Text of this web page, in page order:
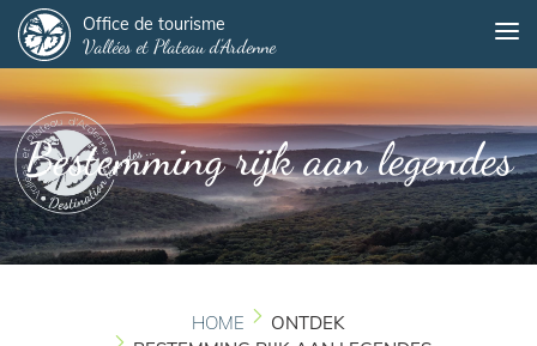
en
naar
de
inhoud
gaan
Office de tourisme
Vallées et Plateau d'Ardenne
Bestemming rijk aan legendes
HOME
ONTDEK
Panneau de gestion des cookies